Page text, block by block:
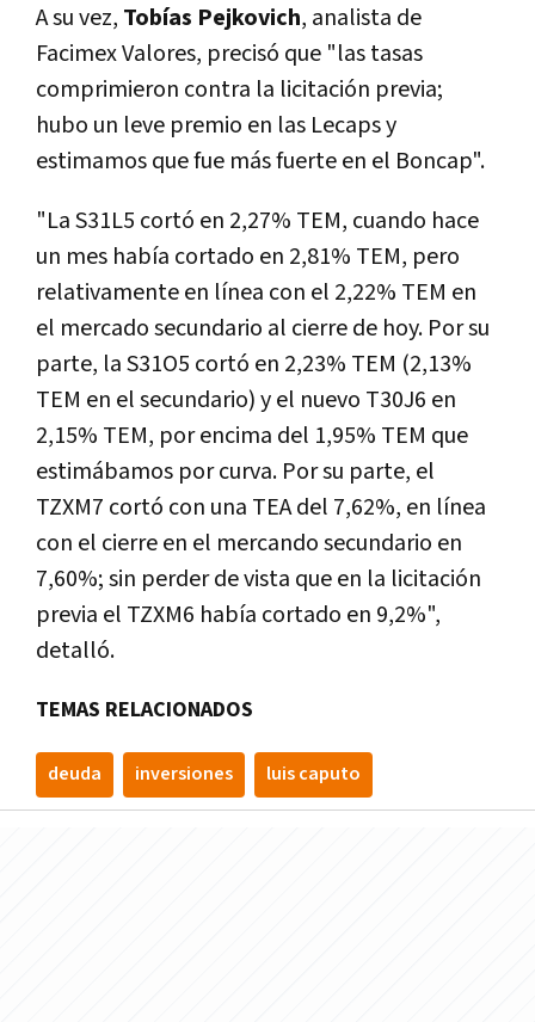
A su vez, Tobías Pejkovich, analista de
Facimex Valores, precisó que "las tasas
comprimieron contra la licitación previa;
hubo un leve premio en las Lecaps y
estimamos que fue más fuerte en el Boncap".
"La S31L5 cortó en 2,27% TEM, cuando hace
un mes había cortado en 2,81% TEM, pero
relativamente en línea con el 2,22% TEM en
el mercado secundario al cierre de hoy. Por su
parte, la S31O5 cortó en 2,23% TEM (2,13%
TEM en el secundario) y el nuevo T30J6 en
2,15% TEM, por encima del 1,95% TEM que
estimábamos por curva. Por su parte, el
TZXM7 cortó con una TEA del 7,62%, en línea
con el cierre en el mercando secundario en
7,60%; sin perder de vista que en la licitación
previa el TZXM6 había cortado en 9,2%",
detalló.
TEMAS RELACIONADOS
deuda inversiones luis caputo